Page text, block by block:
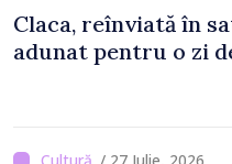
Claca, reînviată în
adunat pentru o zi
/ 27 Iulie, 2026